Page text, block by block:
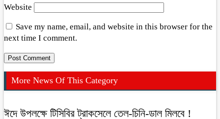
Website
Save my name, email, and website in this browser for the
next time I comment.
More News Of This Category
ঈদে উপলক্ষে টিসিবির ট্রাকসেলে তেল-চিনি-ডাল মিলবে !